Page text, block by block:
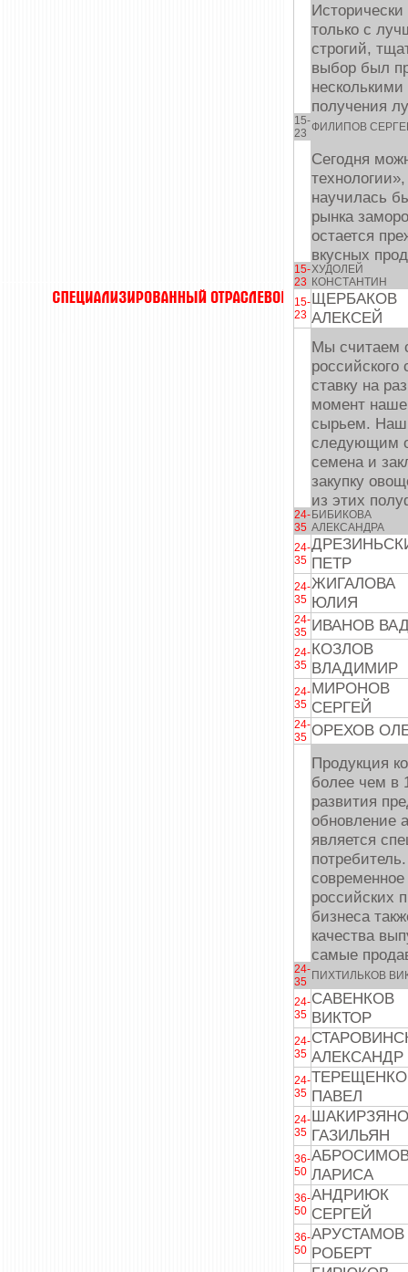
только с
строгий,
выбор был
получения
15-
23 ФИЛИПОВ
Сегодня
научилась
рынка
остается
вкусных
15-
23
ХУДОЛЕЙ
КОНСТАНТИН
15-
23
ЩЕРБАКОВ
АЛЕКСЕЙ
Мы считаем
ставку на
момент наше
сырьем.
следующим
семена и
закупку
из этих
24-
35
БИБИКОВА
АЛЕКСАНДРА
24-
35 ПЕТР
24-
35
ЖИГАЛОВА
ЮЛИЯ
24-
35 ИВАНОВ
24-
35
КОЗЛОВ
ВЛАДИМИР
24-
35
МИРОНОВ
СЕРГЕЙ
24-
35 ОРЕХОВ
Продукция
более чем в
развития
обновление
является
российских
бизнеса
качества
самые
24-
35 ПИХТИЛЬКОВ
24-
35
САВЕНКОВ
ВИКТОР
24-
35 АЛЕКСАНДР
24-
35
ТЕРЕЩЕНКО
ПАВЕЛ
24-
35 ГАЗИЛЬЯН
36-
50 ЛАРИСА
36-
50
АНДРИЮК
СЕРГЕЙ
36-
50
АРУСТАМОВ
РОБЕРТ